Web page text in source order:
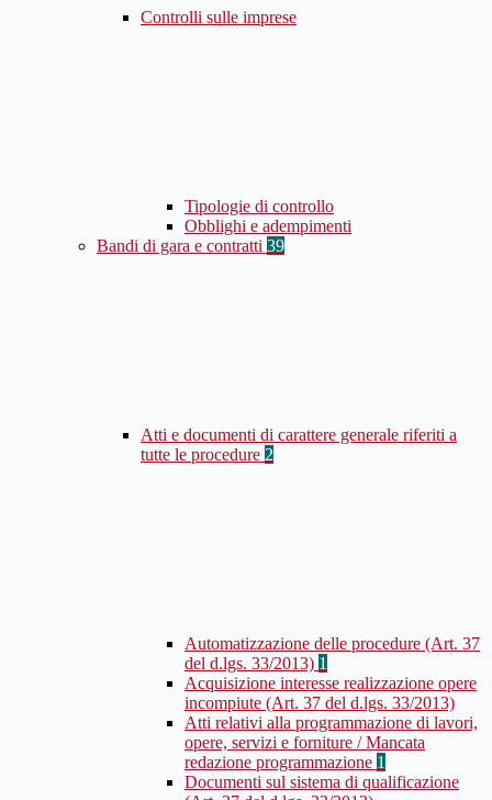
Controlli sulle imprese
Tipologie di controllo
Obblighi e adempimenti
Bandi di gara e contratti 39
Atti e documenti di carattere generale riferiti a
tutte le procedure 2
Automatizzazione delle procedure (Art. 37
del d.lgs. 33/2013) 1
Acquisizione interesse realizzazione opere
incompiute (Art. 37 del d.lgs. 33/2013)
Atti relativi alla programmazione di lavori,
opere, servizi e forniture / Mancata
redazione programmazione 1
Documenti sul sistema di qualificazione